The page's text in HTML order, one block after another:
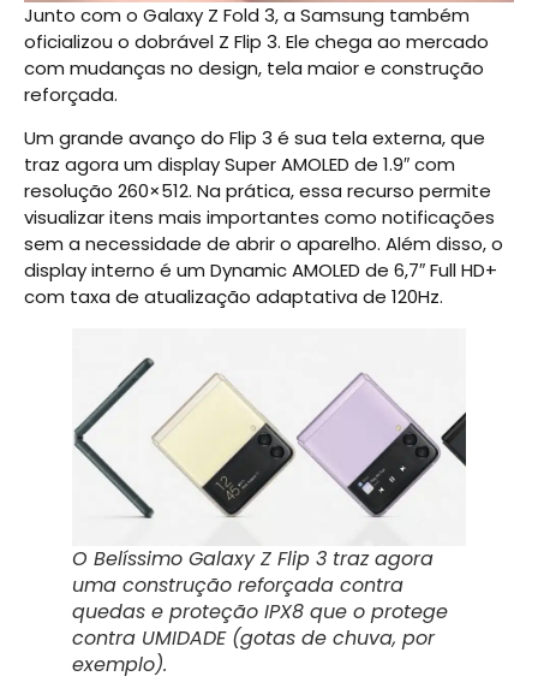
Junto com o Galaxy Z Fold 3, a Samsung também
oficializou o dobrável Z Flip 3. Ele chega ao mercado
com mudanças no design, tela maior e construção
reforçada.
Um grande avanço do Flip 3 é sua tela externa, que
traz agora um display Super AMOLED de 1.9″ com
resolução 260×512. Na prática, essa recurso permite
visualizar itens mais importantes como notificações
sem a necessidade de abrir o aparelho. Além disso, o
display interno é um Dynamic AMOLED de 6,7″ Full HD+
com taxa de atualização adaptativa de 120Hz.
O Belíssimo Galaxy Z Flip 3 traz agora
uma construção reforçada contra
quedas e proteção IPX8 que o protege
contra UMIDADE (gotas de chuva, por
exemplo).